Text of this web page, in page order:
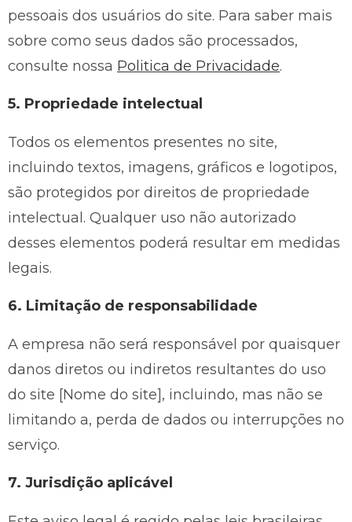
pessoais dos usuários do site. Para saber mais
sobre como seus dados são processados,
consulte nossa Politica de Privacidade.
5. Propriedade intelectual
Todos os elementos presentes no site,
incluindo textos, imagens, gráficos e logotipos,
são protegidos por direitos de propriedade
intelectual. Qualquer uso não autorizado
desses elementos poderá resultar em medidas
legais.
6. Limitação de responsabilidade
A empresa não será responsável por quaisquer
danos diretos ou indiretos resultantes do uso
do site [Nome do site], incluindo, mas não se
limitando a, perda de dados ou interrupções no
serviço.
7. Jurisdição aplicável